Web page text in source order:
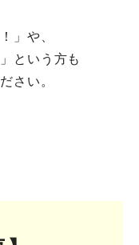
」や、
という方も
さい。